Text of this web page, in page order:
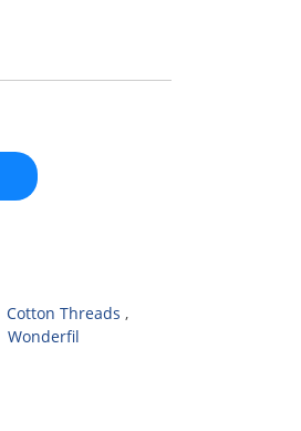
Cotton Threads ,
Wonderfil